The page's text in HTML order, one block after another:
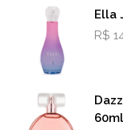
Ella
R$
60ml